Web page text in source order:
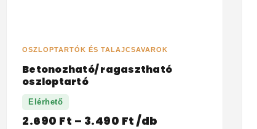
OSZLOPTARTÓK ÉS TALAJCSAVAROK
Betonozható/ ragasztható
oszloptartó
Elérhető
2.690 Ft – 3.490 Ft /db